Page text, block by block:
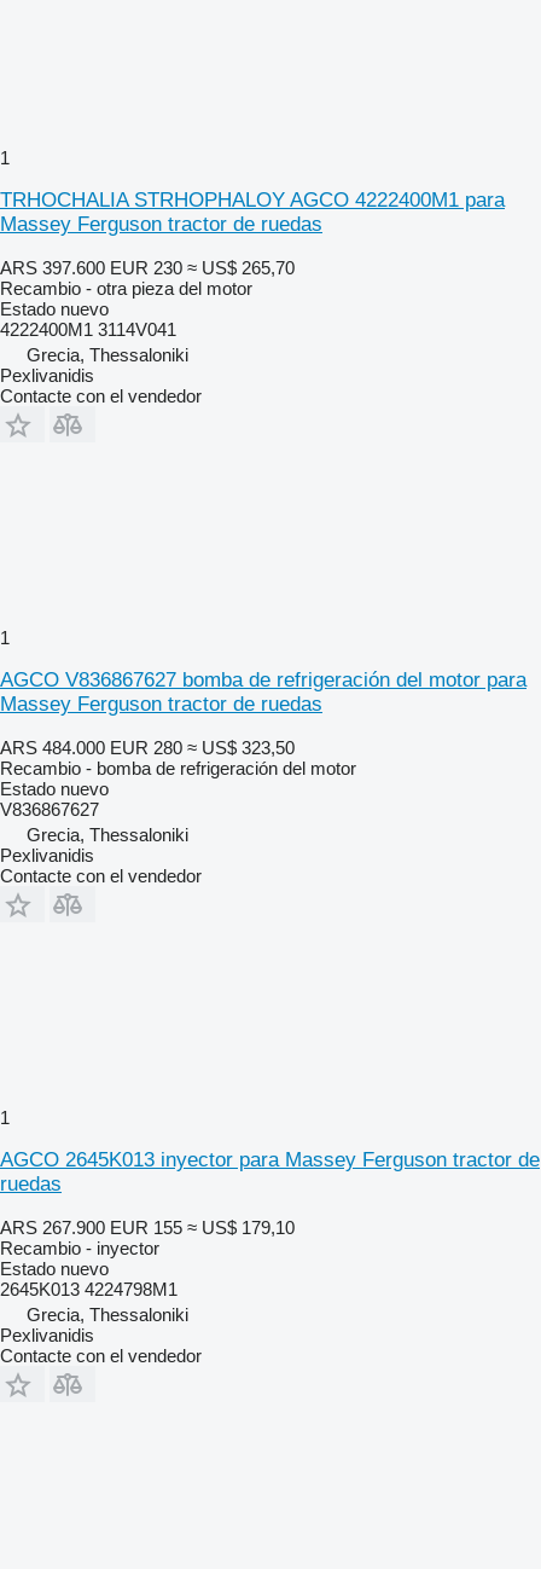
1
TRHOCHALIA STRHOPHALOY AGCO 4222400M1 para
Massey Ferguson tractor de ruedas
ARS 397.600 EUR 230 ≈ US$ 265,70
Recambio - otra pieza del motor
Estado nuevo
4222400M1 3114V041
Grecia, Thessaloniki
Pexlivanidis
Contacte con el vendedor
1
AGCO V836867627 bomba de refrigeración del motor para
Massey Ferguson tractor de ruedas
ARS 484.000 EUR 280 ≈ US$ 323,50
Recambio - bomba de refrigeración del motor
Estado nuevo
V836867627
Grecia, Thessaloniki
Pexlivanidis
Contacte con el vendedor
1
AGCO 2645K013 inyector para Massey Ferguson tractor de
ruedas
ARS 267.900 EUR 155 ≈ US$ 179,10
Recambio - inyector
Estado nuevo
2645K013 4224798M1
Grecia, Thessaloniki
Pexlivanidis
Contacte con el vendedor